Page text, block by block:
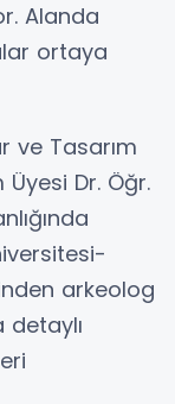
Alanda
ortaya
ve Tasarım
Dr. Öğr.
arkeolog
detaylı